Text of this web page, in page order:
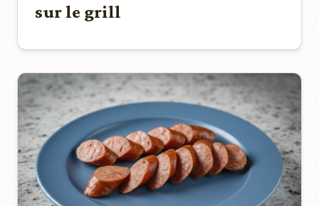
sur le grill